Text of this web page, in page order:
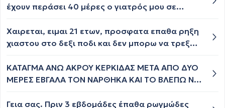
δυσκαμψία) Μόνο όταν το σφίγγω το χερι μου
προς τα μέσα το μικρο δάχτυλο
έχουν περάσει 40 μέρες ο γιατρός μου σε
οστό και μπορώ να περπατήσω σιγά σιγά με
παπούτσια. Όμως το πόδι μου πρήστηκε λίγο
φυσιολογικό? Θα βοηθήσουν οι
φυσιοθεραπείες? Πότε θα επανέλθει στην
Χαιρεται, ειμαι 21 ετων, προσφατα επαθα ρηξη
χιαστου στο δεξι ποδι και δεν μπορω να τρεξω,
στιβο καθημερινα πανω απο 3 μηνες. Ο
ορθοπεδικος προτεινε χειρουργικη επεμβαση
καμια περιπτωση να κανω επεμβαση επειδη
ΚΑΤΑΓΜΑ ΑΝΩ ΑΚΡΟΥ ΚΕΡΚΙΔΑΣ ΜΕΤΑ ΑΠΟ ΔΥΟ
ΜΕΡΕΣ ΕΒΓΑΛΑ ΤΟΝ ΝΑΡΘΗΚΑ ΚΑΙ ΤΟ ΒΛΕΠΩ ΝΑ
Γεια σας. Πριν 3 εβδομάδες έπαθα ρωγμώδες